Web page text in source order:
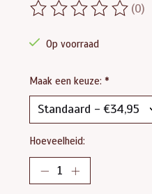
De beoordeling van dit
(0)
Op voorraad
Maak een keuze: *
Hoeveelheid: